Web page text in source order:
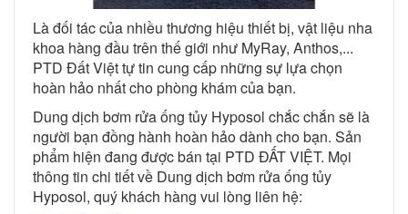
Là đối tác của nhiều thương hiệu thiết bị, vật liệu nha
khoa hàng đầu trên thế giới như MyRay, Anthos,...
PTD Đất Việt tự tin cung cấp những sự lựa chọn
hoàn hảo nhất cho phòng khám của bạn.
Dung dịch bơm rửa ống tủy Hyposol chắc chắn sẽ là
người bạn đồng hành hoàn hảo dành cho bạn. Sản
phẩm hiện đang được bán tại PTD ĐẤT VIỆT. Mọi
thông tin chi tiết về Dung dịch bơm rửa ống tủy
Hyposol, quý khách hàng vui lòng liên hệ: